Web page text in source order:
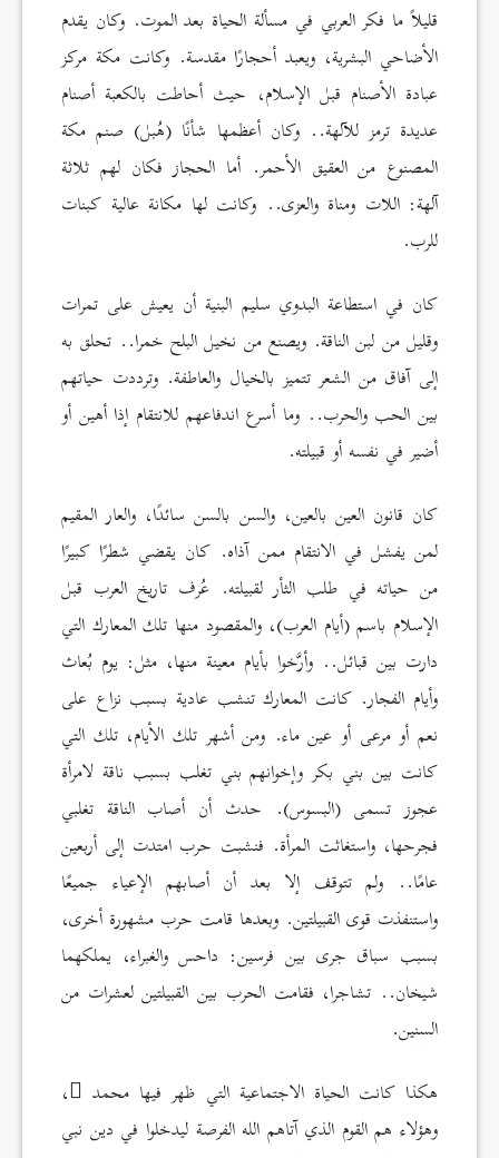
قليلاً ما فكر العربي في مسألة الحياة بعد الموت. وكان يقدم
الأضاحي البشرية، ويعبد أحجارًا مقدسة. وكانت مكة مركز
عبادة الأصنام قبل الإسلام، حيث أحاطت بالكعبة أصنام
عديدة ترمز للآلهة.. وكان أعظمها شأنًا (هُبل) صنم مكة
المصنوع من العقيق الأحمر. أما الحجاز فكان لهم ثلاثة
آلهة: اللات ومناة والعزى.. وكانت لها مكانة عالية كبنات
للرب.
كان في استطاعة البدوي سليم البنية أن يعيش على تمرات
وقليل من لبن الناقة. ويصنع من نخيل البلح خمرا.. تحلق به
إلى آفاق من الشعر تتميز بالخيال والعاطفة. وترددت حياتهم
بين الحب والحرب.. وما أسرع اندفاعهم للانتقام إذا أهين أو
أضير في نفسه أو قبيلته.
كان قانون العين بالعين، والسن بالسن سائدًا، والعار المقيم
لمن يفشل في الانتقام ممن آذاه. كان يقضي شطرًا كبيرًا
من حياته في طلب الثأر لقبيلته. عُرف تاريخ العرب قبل
الإسلام باسم (أيام العرب)، والمقصود منها تلك المعارك التي
دارت بين قبائل.. وأرَّخوا بأيام معينة منها، مثل: يوم بُعاث
وأيام الفجار. كانت المعارك تنشب عادية بسبب نزاع على
نعم أو مرعى أو عين ماء. ومن أشهر تلك الأيام، تلك التي
كانت بين بني بكر وإخوانهم بني تغلب بسبب ناقة لامرأة
عجوز تسمى (البسوس). حدث أن أصاب الناقة تغلبي
فجرحها، واستغاثت المرأة. فنشبت حرب امتدت إلى أربعين
عامًا.. ولم تتوقف إلا بعد أن أصابهم الإعياء جميعًا
واستنفذت قوى القبيلتين. وبعدها قامت حرب مشهورة أخرى،
بسبب سباق جرى بين فرسين: داحس والغبراء، يملكهما
شيخان.. تشاجرا، فقامت الحرب بين القبيلتين لعشرات من
السنين.
هكذا كانت الحياة الاجتماعية التي ظهر فيها محمد
،
وهؤلاء هم القوم الذي آتاهم الله الفرصة ليدخلوا في دين نبي